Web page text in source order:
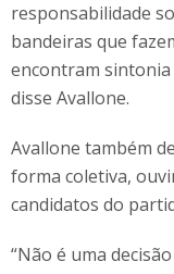
responsabilidade
bandeiras que
encontram
disse Avallone.
Avallone também
forma coletiva,
candidatos do
“Não é uma